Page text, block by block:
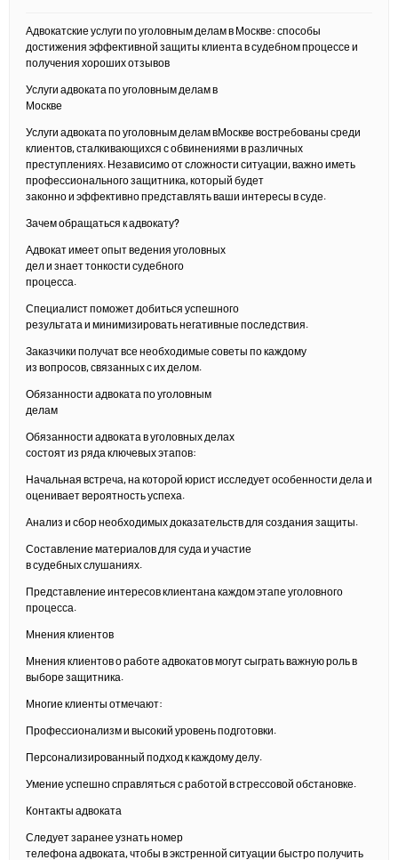
Адвокатские услуги по уголовным делам в Москве: способы
достижения эффективной защиты клиента в судебном процессе и
получения хороших отзывов
Услуги адвоката по уголовным делам в
Москве
Услуги адвоката по уголовным делам вМоскве востребованы среди
клиентов, сталкивающихся с обвинениями в различных
преступлениях. Независимо от сложности ситуации, важно иметь
профессионального защитника, который будет
законно и эффективно представлять ваши интересы в суде.
Зачем обращаться к адвокату?
Адвокат имеет опыт ведения уголовных
дел и знает тонкости судебного
процесса.
Специалист поможет добиться успешного
результата и минимизировать негативные последствия.
Заказчики получат все необходимые советы по каждому
из вопросов, связанных с их делом.
Обязанности адвоката по уголовным
делам
Обязанности адвоката в уголовных делах
состоят из ряда ключевых этапов:
Начальная встреча, на которой юрист исследует особенности дела и
оценивает вероятность успеха.
Анализ и сбор необходимых доказательств для создания защиты.
Составление материалов для суда и участие
в судебных слушаниях.
Представление интересов клиентана каждом этапе уголовного
процесса.
Мнения клиентов
Мнения клиентов о работе адвокатов могут сыграть важную роль в
выборе защитника.
Многие клиенты отмечают:
Профессионализм и высокий уровень подготовки.
Персонализированный подход к каждому делу.
Умение успешно справляться с работой в стрессовой обстановке.
Контакты адвоката
Следует заранее узнать номер
телефона адвоката, чтобы в экстренной ситуации быстро получить